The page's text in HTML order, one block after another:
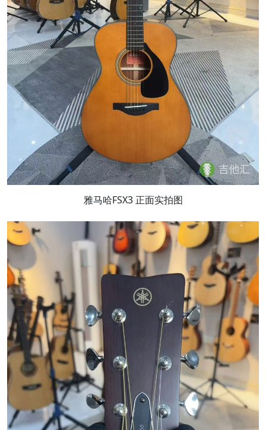
雅马哈FSX3 正面实拍图